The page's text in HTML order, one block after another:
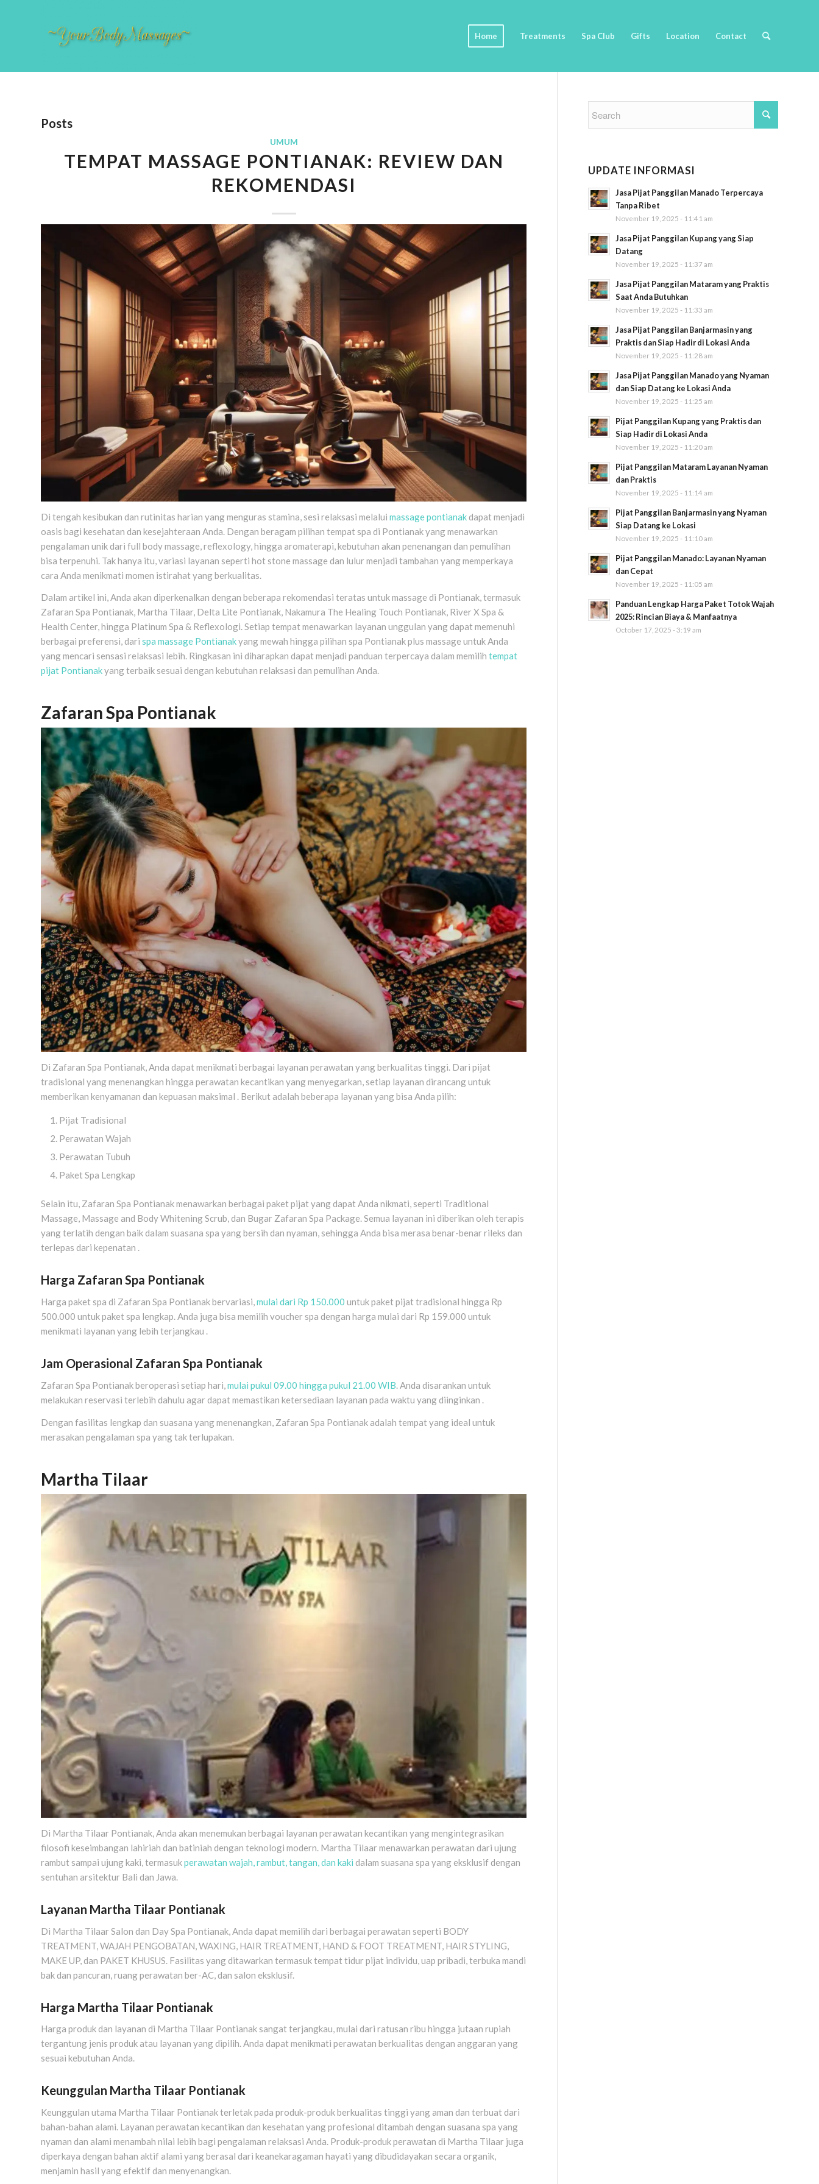
Home Treatments Spa Club Gifts Location Contact
Posts
UMUM
TEMPAT MASSAGE PONTIANAK: REVIEW DAN
REKOMENDASI
Di tengah kesibukan dan rutinitas harian yang menguras stamina, sesi relaksasi melalui massage pontianak dapat menjadi
oasis bagi kesehatan dan kesejahteraan Anda. Dengan beragam pilihan tempat spa di Pontianak yang menawarkan
pengalaman unik dari full body massage, reflexology, hingga aromaterapi, kebutuhan akan penenangan dan pemulihan
bisa terpenuhi. Tak hanya itu, variasi layanan seperti hot stone massage dan lulur menjadi tambahan yang memperkaya
cara Anda menikmati momen istirahat yang berkualitas.
Dalam artikel ini, Anda akan diperkenalkan dengan beberapa rekomendasi teratas untuk massage di Pontianak, termasuk
Zafaran Spa Pontianak, Martha Tilaar, Delta Lite Pontianak, Nakamura The Healing Touch Pontianak, River X Spa &
Health Center, hingga Platinum Spa & Reflexologi. Setiap tempat menawarkan layanan unggulan yang dapat memenuhi
berbagai preferensi, dari spa massage Pontianakyang mewah hingga pilihan spa Pontianak plus massage untuk Anda
yang mencari sensasi relaksasi lebih. Ringkasan ini diharapkan dapat menjadi panduan terpercaya dalam memilih tempat
pijat Pontianakyang terbaik sesuai dengan kebutuhan relaksasi dan pemulihan Anda.
Zafaran Spa Pontianak
Di Zafaran Spa Pontianak, Anda dapat menikmati berbagai layanan perawatan yang berkualitas tinggi. Dari pijat
tradisional yang menenangkan hingga perawatan kecantikan yang menyegarkan, setiap layanan dirancang untuk
memberikan kenyamanan dan kepuasan maksimal . Berikut adalah beberapa layanan yang bisa Anda pilih:
Pijat Tradisional
Perawatan Wajah
Perawatan Tubuh
Paket Spa Lengkap
Selain itu, Zafaran Spa Pontianak menawarkan berbagai paket pijat yang dapat Anda nikmati, seperti Traditional
Massage, Massage and Body Whitening Scrub, dan Bugar Zafaran Spa Package. Semua layanan ini diberikan oleh terapis
yang terlatih dengan baik dalam suasana spa yang bersih dan nyaman, sehingga Anda bisa merasa benar-benar rileks dan
terlepas dari kepenatan .
Harga Zafaran Spa Pontianak
Harga paket spa di Zafaran Spa Pontianak bervariasi,mulai dari Rp 150.000 untuk paket pijat tradisional hingga Rp
500.000 untuk paket spa lengkap. Anda juga bisa memilih voucher spa dengan harga mulai dari Rp 159.000 untuk
menikmati layanan yang lebih terjangkau .
Jam Operasional Zafaran Spa Pontianak
Zafaran Spa Pontianak beroperasi setiap hari,mulai pukul 09.00 hingga pukul 21.00 WIB. Anda disarankan untuk
melakukan reservasi terlebih dahulu agar dapat memastikan ketersediaan layanan pada waktu yang diinginkan .
Dengan fasilitas lengkap dan suasana yang menenangkan, Zafaran Spa Pontianak adalah tempat yang ideal untuk
merasakan pengalaman spa yang tak terlupakan.
Martha Tilaar
Di Martha Tilaar Pontianak, Anda akan menemukan berbagai layanan perawatan kecantikan yang mengintegrasikan
filosofi keseimbangan lahiriah dan batiniah dengan teknologi modern. Martha Tilaar menawarkan perawatan dari ujung
rambut sampai ujung kaki, termasukperawatan wajah, rambut, tangan, dan kaki dalam suasana spa yang eksklusif dengan
sentuhan arsitektur Bali dan Jawa.
Layanan Martha Tilaar Pontianak
Di Martha Tilaar Salon dan Day Spa Pontianak, Anda dapat memilih dari berbagai perawatan seperti BODY
TREATMENT, WAJAH PENGOBATAN, WAXING, HAIR TREATMENT, HAND & FOOT TREATMENT, HAIR STYLING,
MAKE UP, dan PAKET KHUSUS. Fasilitas yang ditawarkan termasuk tempat tidur pijat individu, uap pribadi, terbuka mandi
bak dan pancuran, ruang perawatan ber-AC, dan salon eksklusif.
Harga Martha Tilaar Pontianak
Harga produk dan layanan di Martha Tilaar Pontianak sangat terjangkau, mulai dari ratusan ribu hingga jutaan rupiah
tergantung jenis produk atau layanan yang dipilih. Anda dapat menikmati perawatan berkualitas dengan anggaran yang
sesuai kebutuhan Anda.
Keunggulan Martha Tilaar Pontianak
Keunggulan utama Martha Tilaar Pontianak terletak pada produk-produk berkualitas tinggi yang aman dan terbuat dari
bahan-bahan alami. Layanan perawatan kecantikan dan kesehatan yang profesional ditambah dengan suasana spa yang
nyaman dan alami menambah nilai lebih bagi pengalaman relaksasi Anda. Produk-produk perawatan di Martha Tilaar juga
diperkaya dengan bahan aktif alami yang berasal dari keanekaragaman hayati yang dibudidayakan secara organik,
menjamin hasil yang efektif dan menyenangkan.
UPDATE INFORMASI
Jasa Pijat Panggilan Manado Terpercaya
Tanpa Ribet
November 19, 2025 - 11:41 am
Jasa Pijat Panggilan Kupang yang Siap
Datang
November 19, 2025 - 11:37 am
Jasa Pijat Panggilan Mataram yang Praktis
Saat Anda Butuhkan
November 19, 2025 - 11:33 am
Jasa Pijat Panggilan Banjarmasin yang
Praktis dan Siap Hadir di Lokasi Anda
November 19, 2025 - 11:28 am
Jasa Pijat Panggilan Manado yang Nyaman
dan Siap Datang ke Lokasi Anda
November 19, 2025 - 11:25 am
Pijat Panggilan Kupang yang Praktis dan
Siap Hadir di Lokasi Anda
November 19, 2025 - 11:20 am
Pijat Panggilan Mataram Layanan Nyaman
dan Praktis
November 19, 2025 - 11:14 am
Pijat Panggilan Banjarmasin yang Nyaman
Siap Datang ke Lokasi
November 19, 2025 - 11:10 am
Pijat Panggilan Manado: Layanan Nyaman
dan Cepat
November 19, 2025 - 11:05 am
Panduan Lengkap Harga Paket Totok Wajah
2025: Rincian Biaya & Manfaatnya
October 17, 2025 - 3:19 am